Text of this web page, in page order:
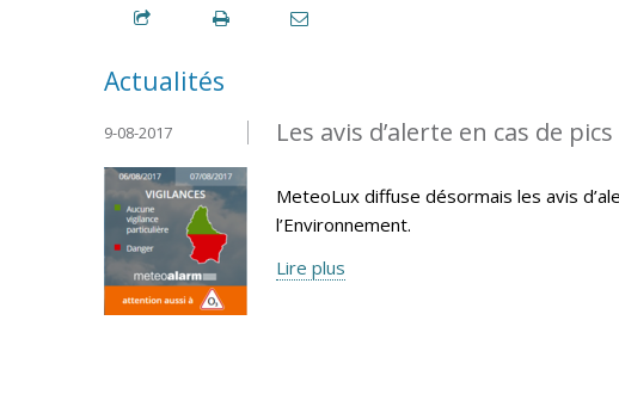
Actualités
Les avis d’alerte en cas de
9-08-2017
MeteoLux diffuse désormais les avis
l’Environnement.
Lire plus